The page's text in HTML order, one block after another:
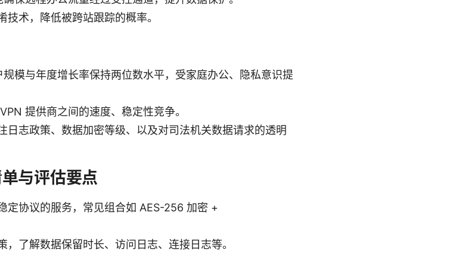
术，降低被跨站跟踪的概率。
模与年度增长率保持两位数水平，受家庭办公、隐私意识提
提供商之间的速度、稳定性竞争。
日志政策、数据加密等级、以及对司法机关数据请求的透明
与评估要点
定协议的服务，常见组合如 AES-256 加密 +
了解数据保留时长、访问日志、连接日志等。